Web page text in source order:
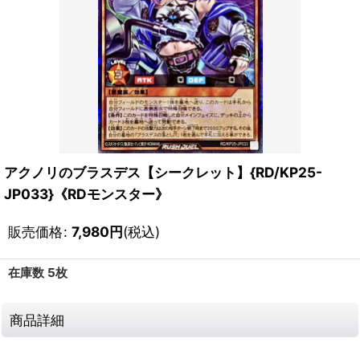
アクノリのブラスデス【シークレット】{RD/KP25-
JP033}《RDモンスター》
販売価格: 7,980円(税込)
在庫数 5枚
商品詳細